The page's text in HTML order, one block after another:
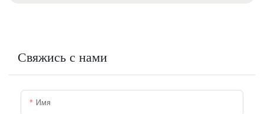
Свяжись с нами
Имя